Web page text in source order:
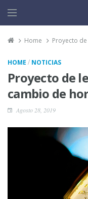
Home Proyecto
HOME / NOTICIAS
Proyecto de
cambio de
Agosto 28, 2019